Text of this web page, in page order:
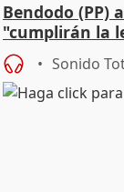
Bendodo (PP)
"cumplirán la
Sonido